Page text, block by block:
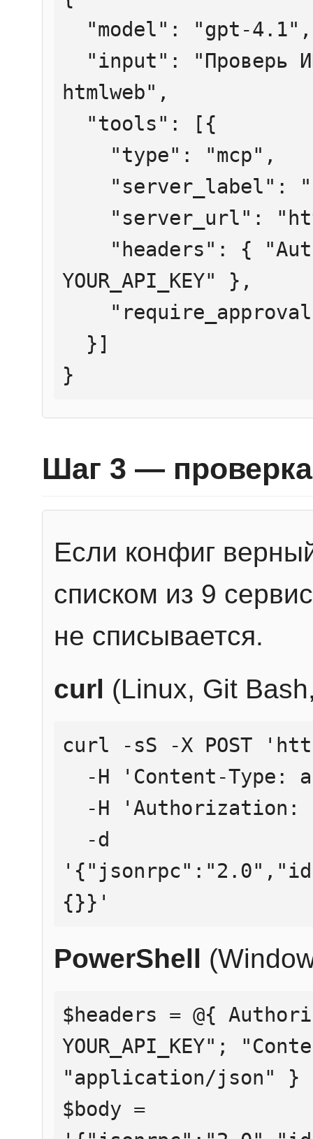
htmlweb",
YOUR_API_KEY" },
}
Шаг 3 — проверка
Если конфиг
списком из 9
не списывается.
curl (Linux, Git
curl -sS -X POST
{}}'
PowerShell
$headers = @{
YOUR_API_KEY";
"application/json" }
$body =